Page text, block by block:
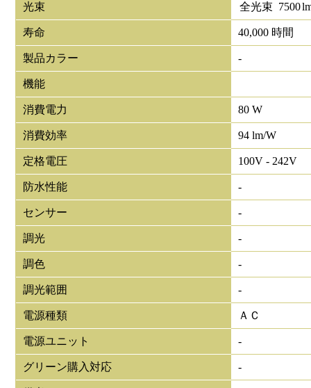
光束 全光束 7500
寿命 40,000 時間
製品カラー -
機能
消費電力 80 W
消費効率 94 lm/W
定格電圧 100V - 242V
防水性能 -
センサー -
調光 -
調色 -
調光範囲 -
電源種類 ＡＣ
電源ユニット -
グリーン購入対応 -